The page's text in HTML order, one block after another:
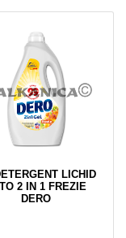
LICHID
2 IN 1 FREZIE
DERO